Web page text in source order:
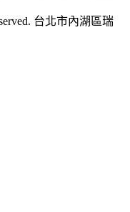
台北市內湖區瑞